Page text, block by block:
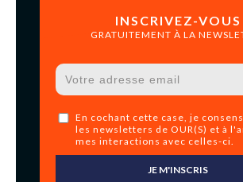
INSCRIVEZ-VOUS
GRATUITEMENT À LA
En cochant cette case, je
les newsletters de OUR(S) et à
mes interactions avec celles-ci.
JE M'INSCRIS